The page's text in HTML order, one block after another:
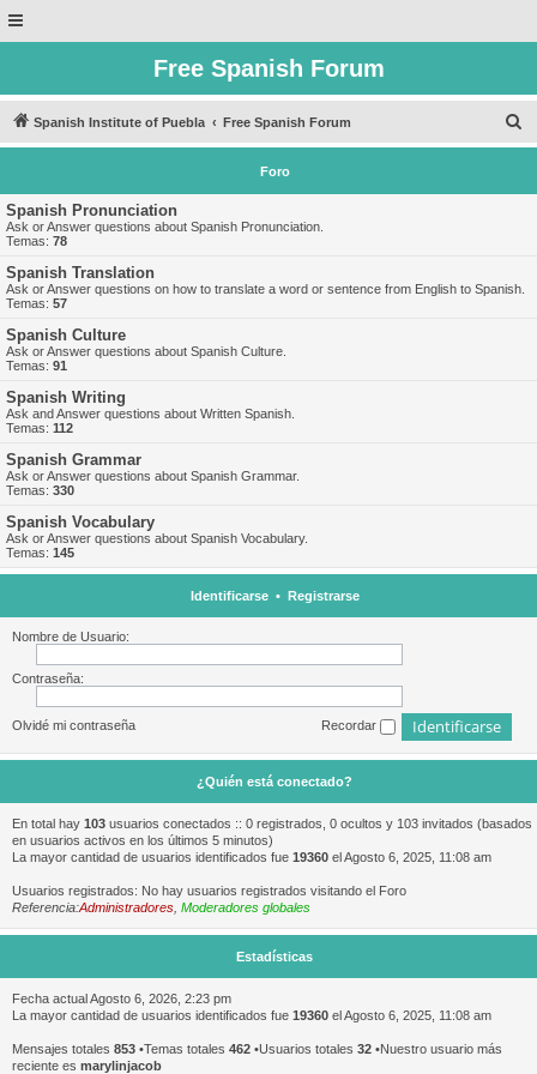
Free Spanish Forum
Spanish Institute of Puebla Free Spanish Forum
u
Foro
Spanish Pronunciation
Ask or Answer questions about Spanish Pronunciation.
Temas: 78
Spanish Translation
Ask or Answer questions on how to translate a word or sentence from English to Spanish.
Temas: 57
Spanish Culture
Ask or Answer questions about Spanish Culture.
Temas: 91
Spanish Writing
Ask and Answer questions about Written Spanish.
Temas: 112
Spanish Grammar
Ask or Answer questions about Spanish Grammar.
Temas: 330
Spanish Vocabulary
Ask or Answer questions about Spanish Vocabulary.
Temas: 145
Identificarse• Registrarse
Nombre de Usuario:
Contraseña:
Olvidé mi contraseña Recordar
¿Quién está conectado?
En total hay 103 usuarios conectados :: 0 registrados, 0 ocultos y 103 invitados (basados
en usuarios activos en los últimos 5 minutos)
La mayor cantidad de usuarios identificados fue 19360 el Agosto 6, 2025, 11:08 am
Usuarios registrados: No hay usuarios registrados visitando el Foro
Referencia:Administradores Moderadores globales
Estadísticas
Fecha actual Agosto 6, 2026, 2:23 pm
La mayor cantidad de usuarios identificados fue 19360 el Agosto 6, 2025, 11:08 am
Mensajes totales 853 •Temas totales 462 •Usuarios totales 32 •Nuestro usuario más
reciente es marylinjacob